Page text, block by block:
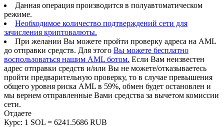
Данная операция производится в полуавтоматическом
режиме.
Необходимое количество подтверждений сети для
зачисления криптовалюты.
При желании Вы можете пройти проверку адреса на AML
до отправки средств. Для этого Вы можете бесплатно
воспользоваться нашим AML ботом. Если Вам неизвестен
адрес отправки средств и/или Вы не можете/отказываетесь
пройти предварительную проверку, то в случае превышения
общего уровня риска AML в 59%, обмен будет остановлен и
мы вернем отправленные Вами средства за вычетом комиссии
сети.
Отдаете
Курс: 1 SOL = 6241.5686 RUB